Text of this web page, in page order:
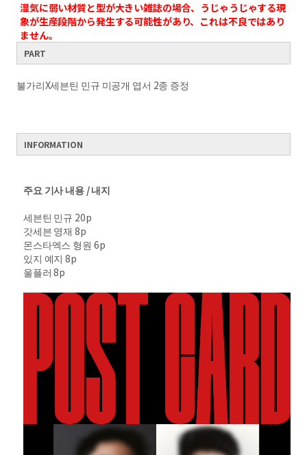
湿気に弱い材質と型が大きい雑誌の場合、うじゃうじゃする現
象が生産段階から発生する可能性があり、これは不良ではあり
ません。
PART
불가리X세븐틴 민규 미공개 엽서 2종 증정
INFORMATION
주요 기사 내용 / 내지
세븐틴 민규 20p
갓세븐 영재 8p
몬스타엑스 형원 6p
있지 예지 8p
울플러 8p